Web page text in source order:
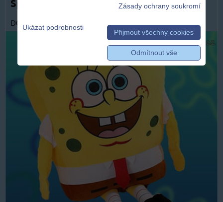
SpongeBob SquarePants pro děti
DOPRAVA ZDARMA
Zásady ochrany soukromí
Ukázat podrobnosti
Přijmout všechny cookies
Odmítnout vše